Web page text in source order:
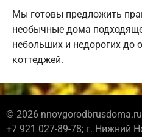
Мы готовы предложить
необычные дома
небольших и недорогих до
коттеджей.
© 2026 nnovgorodbrusdoma.ru
+7 921 027-89-78; г. Нижний